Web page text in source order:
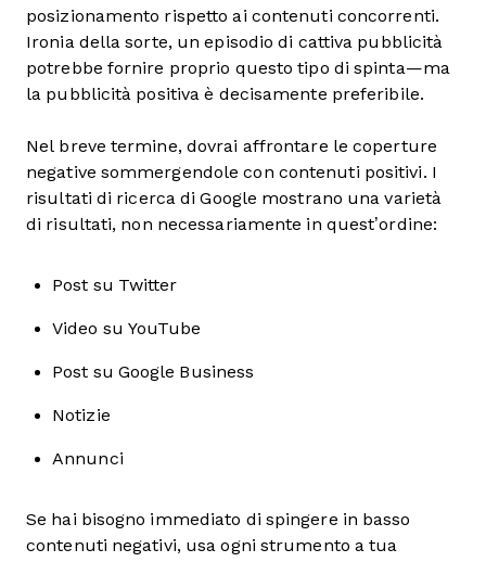
posizionamento rispetto ai contenuti concorrenti.
Ironia della sorte, un episodio di cattiva pubblicità
potrebbe fornire proprio questo tipo di spinta—ma
la pubblicità positiva è decisamente preferibile.
Nel breve termine, dovrai affrontare le coperture
negative sommergendole con contenuti positivi. I
risultati di ricerca di Google mostrano una varietà
di risultati, non necessariamente in quest’ordine:
Post su Twitter
Video su YouTube
Post su Google Business
Notizie
Annunci
Se hai bisogno immediato di spingere in basso
contenuti negativi, usa ogni strumento a tua